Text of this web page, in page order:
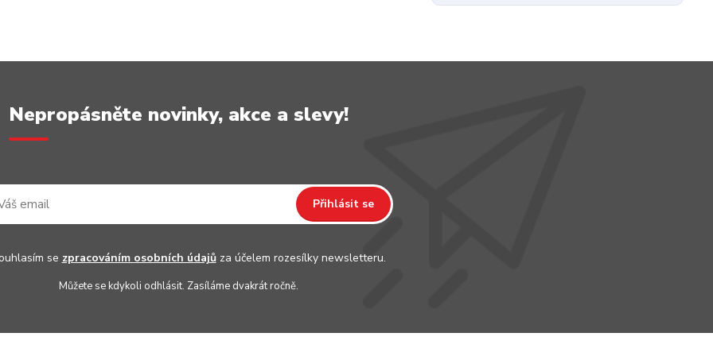
Nepropásněte novinky, akce a slevy!
Přihlásit se
se zpracováním osobních údajůza účelem rozesílky newsletteru.
Můžete se kdykoli odhlásit. Zasíláme dvakrát ročně.